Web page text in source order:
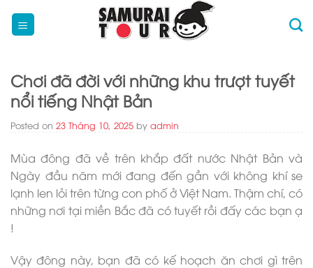
Chơi đã đời với những khu trượt tuyết
nổi tiếng Nhật Bản
Posted on 23 Tháng 10, 2025 by admin
Mùa đông đã về trên khắp đất nước Nhật Bản và
Ngày đầu năm mới đang đến gần với không khí se
lạnh len lỏi trên từng con phố ở Việt Nam. Thậm chí, có
những nơi tại miền Bắc đã có tuyết rồi đấy các bạn ạ
!
Vậy đông này, bạn đã có kế hoạch ăn chơi gì trên